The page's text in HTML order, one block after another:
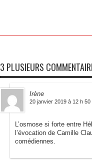
3 PLUSIEURS
Irène
20 janvier 2019 à 12 h 50
L’osmose si forte entre
l’évocation de Camille
comédiennes.